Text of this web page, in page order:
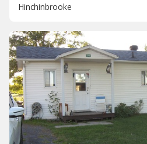
Hinchinbrooke